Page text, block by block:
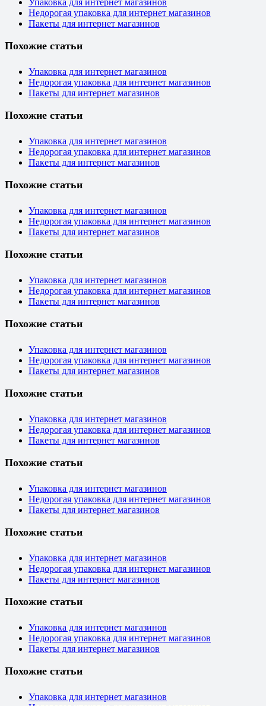
Упаковка для интернет магазинов
Недорогая упаковка для интернет магазинов
Пакеты для интернет магазинов
Похожие статьи
Упаковка для интернет магазинов
Недорогая упаковка для интернет магазинов
Пакеты для интернет магазинов
Похожие статьи
Упаковка для интернет магазинов
Недорогая упаковка для интернет магазинов
Пакеты для интернет магазинов
Похожие статьи
Упаковка для интернет магазинов
Недорогая упаковка для интернет магазинов
Пакеты для интернет магазинов
Похожие статьи
Упаковка для интернет магазинов
Недорогая упаковка для интернет магазинов
Пакеты для интернет магазинов
Похожие статьи
Упаковка для интернет магазинов
Недорогая упаковка для интернет магазинов
Пакеты для интернет магазинов
Похожие статьи
Упаковка для интернет магазинов
Недорогая упаковка для интернет магазинов
Пакеты для интернет магазинов
Похожие статьи
Упаковка для интернет магазинов
Недорогая упаковка для интернет магазинов
Пакеты для интернет магазинов
Похожие статьи
Упаковка для интернет магазинов
Недорогая упаковка для интернет магазинов
Пакеты для интернет магазинов
Похожие статьи
Упаковка для интернет магазинов
Недорогая упаковка для интернет магазинов
Пакеты для интернет магазинов
Похожие статьи
Упаковка для интернет магазинов